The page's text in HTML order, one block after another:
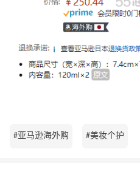
#亚马逊海外购 #美妆个护